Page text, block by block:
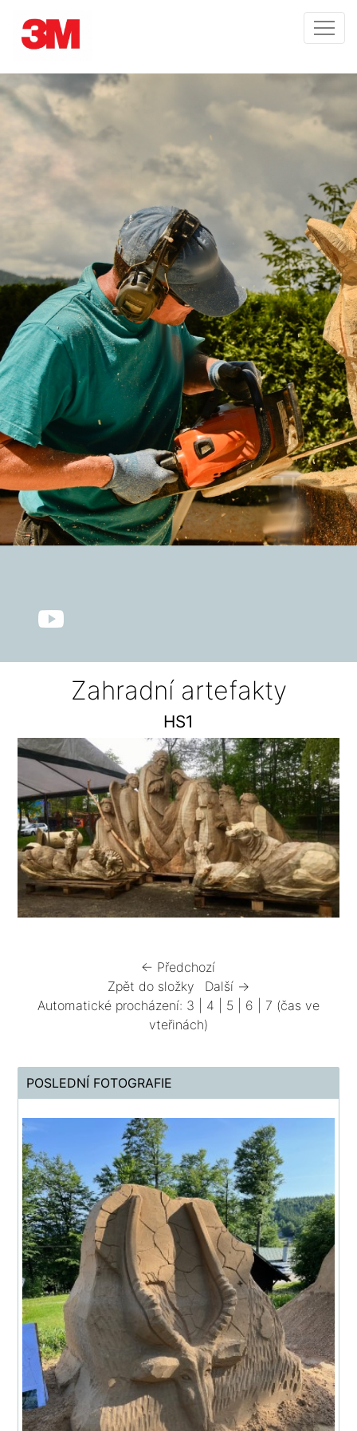
Zahradní artefakty
HS1
← Předchozí
Zpět do složky
Další →
Automatické procházení: 3 4 5 6 7 (čas ve
vteřinách)
POSLEDNÍ FOTOGRAFIE